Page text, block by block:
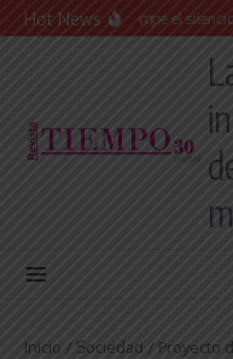
Saltar al contenido
Hot News
La Iglesia rompe el silencio
Inicio / Sociedad / Proyecto